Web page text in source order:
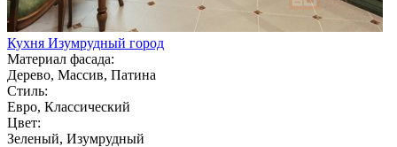
Кухня Изумрудный город
Материал фасада:
Дерево, Массив, Патина
Стиль:
Евро, Классический
Цвет:
Зеленый, Изумрудный